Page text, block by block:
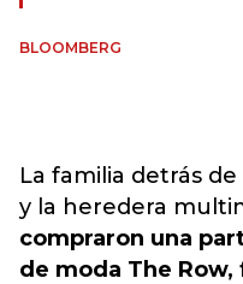
BLOOMBERG
La familia detrás
y la heredera
compraron una
de moda The